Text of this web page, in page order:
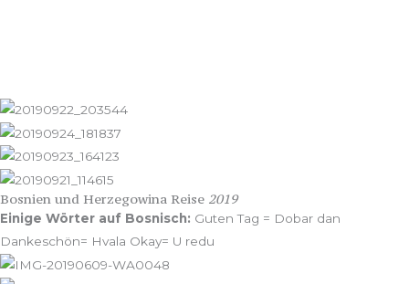
Bosnien und Herzegowina Reise 2019
Einige Wörter auf Bosnisch: Guten Tag = Dobar dan
Dankeschön= Hvala Okay= U redu